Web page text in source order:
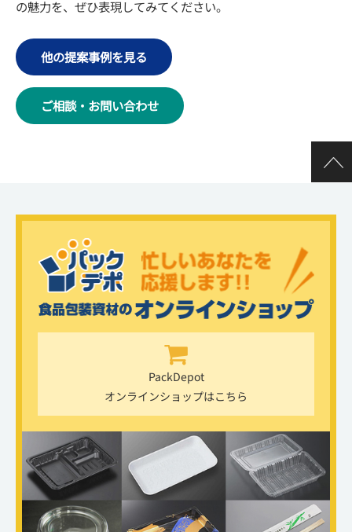
の魅力を、ぜひ表現してみてください。
他の提案事例を見る
ご相談・お問い合わせ
PackDepot
オンラインショップはこちら